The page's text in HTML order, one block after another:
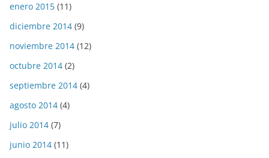
enero 2015 (11)
diciembre 2014 (9)
noviembre 2014 (12)
octubre 2014 (2)
septiembre 2014 (4)
agosto 2014 (4)
julio 2014 (7)
junio 2014 (11)